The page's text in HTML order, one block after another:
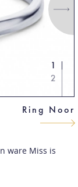
1
2
Ring Noor
ware Miss is